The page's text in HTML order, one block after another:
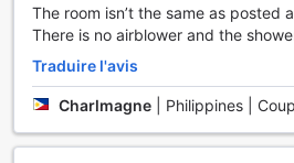
The room isn’t the same as posted
There is no airblower and the
Traduire l'avis
Charlmagne Philippines |